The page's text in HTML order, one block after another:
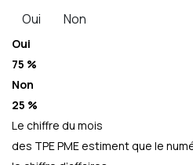
Oui Non
Oui
75 %
Non
25 %
Le chiffre du mois
des TPE PME estiment que le